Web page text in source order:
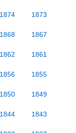
1874 1873
1868 1867
1862 1861
1856 1855
1850 1849
1844 1843